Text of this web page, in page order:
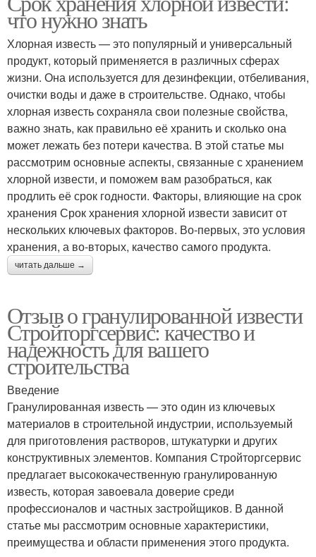
что нужно знать
Хлорная известь — это популярный и универсальный
продукт, который применяется в различных сферах
жизни. Она используется для дезинфекции, отбеливания,
очистки воды и даже в строительстве. Однако, чтобы
хлорная известь сохраняла свои полезные свойства,
важно знать, как правильно её хранить и сколько она
может лежать без потери качества. В этой статье мы
рассмотрим основные аспекты, связанные с хранением
хлорной извести, и поможем вам разобраться, как
продлить её срок годности. Факторы, влияющие на срок
хранения Срок хранения хлорной извести зависит от
нескольких ключевых факторов. Во-первых, это условия
хранения, а во-вторых, качество самого продукта.
читать дальше →
Отзыв о гранулированной извести
Стройторгсервис: качество и
надежность для вашего
строительства
Введение
Гранулированная известь — это один из ключевых
материалов в строительной индустрии, используемый
для приготовления растворов, штукатурки и других
конструктивных элементов. Компания Стройторгсервис
предлагает высококачественную гранулированную
известь, которая завоевала доверие среди
профессионалов и частных застройщиков. В данной
статье мы рассмотрим основные характеристики,
преимущества и области применения этого продукта.